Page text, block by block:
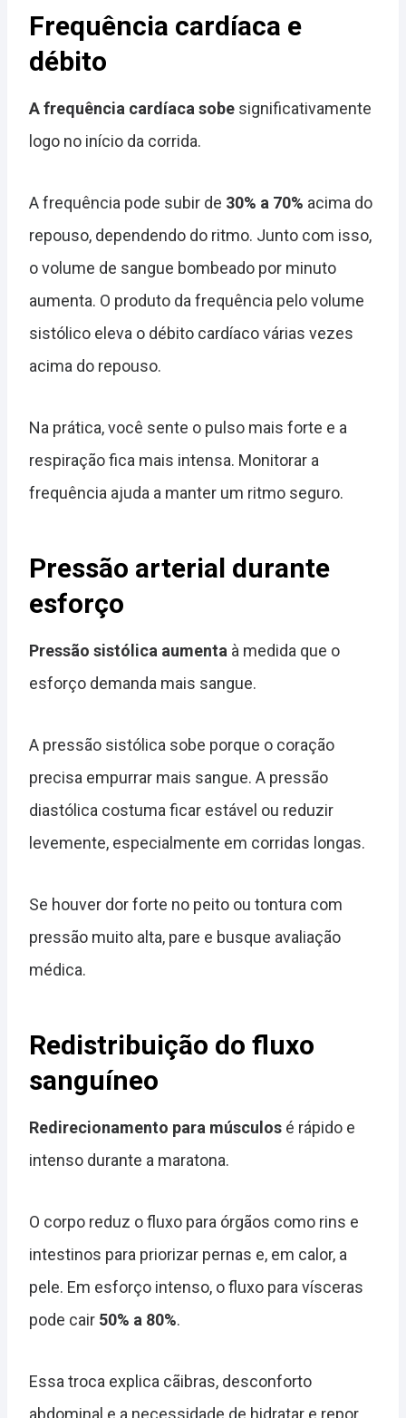
Frequência cardíaca e
débito
A frequência cardíaca sobe significativamente
logo no início da corrida.
A frequência pode subir de 30% a 70% acima do
repouso, dependendo do ritmo. Junto com isso,
o volume de sangue bombeado por minuto
aumenta. O produto da frequência pelo volume
sistólico eleva o débito cardíaco várias vezes
acima do repouso.
Na prática, você sente o pulso mais forte e a
respiração fica mais intensa. Monitorar a
frequência ajuda a manter um ritmo seguro.
Pressão arterial durante
esforço
Pressão sistólica aumenta à medida que o
esforço demanda mais sangue.
A pressão sistólica sobe porque o coração
precisa empurrar mais sangue. A pressão
diastólica costuma ficar estável ou reduzir
levemente, especialmente em corridas longas.
Se houver dor forte no peito ou tontura com
pressão muito alta, pare e busque avaliação
médica.
Redistribuição do fluxo
sanguíneo
Redirecionamento para músculos é rápido e
intenso durante a maratona.
O corpo reduz o fluxo para órgãos como rins e
intestinos para priorizar pernas e, em calor, a
pele. Em esforço intenso, o fluxo para vísceras
pode cair 50% a 80%.
Essa troca explica cãibras, desconforto
abdominal e a necessidade de hidratar e repor